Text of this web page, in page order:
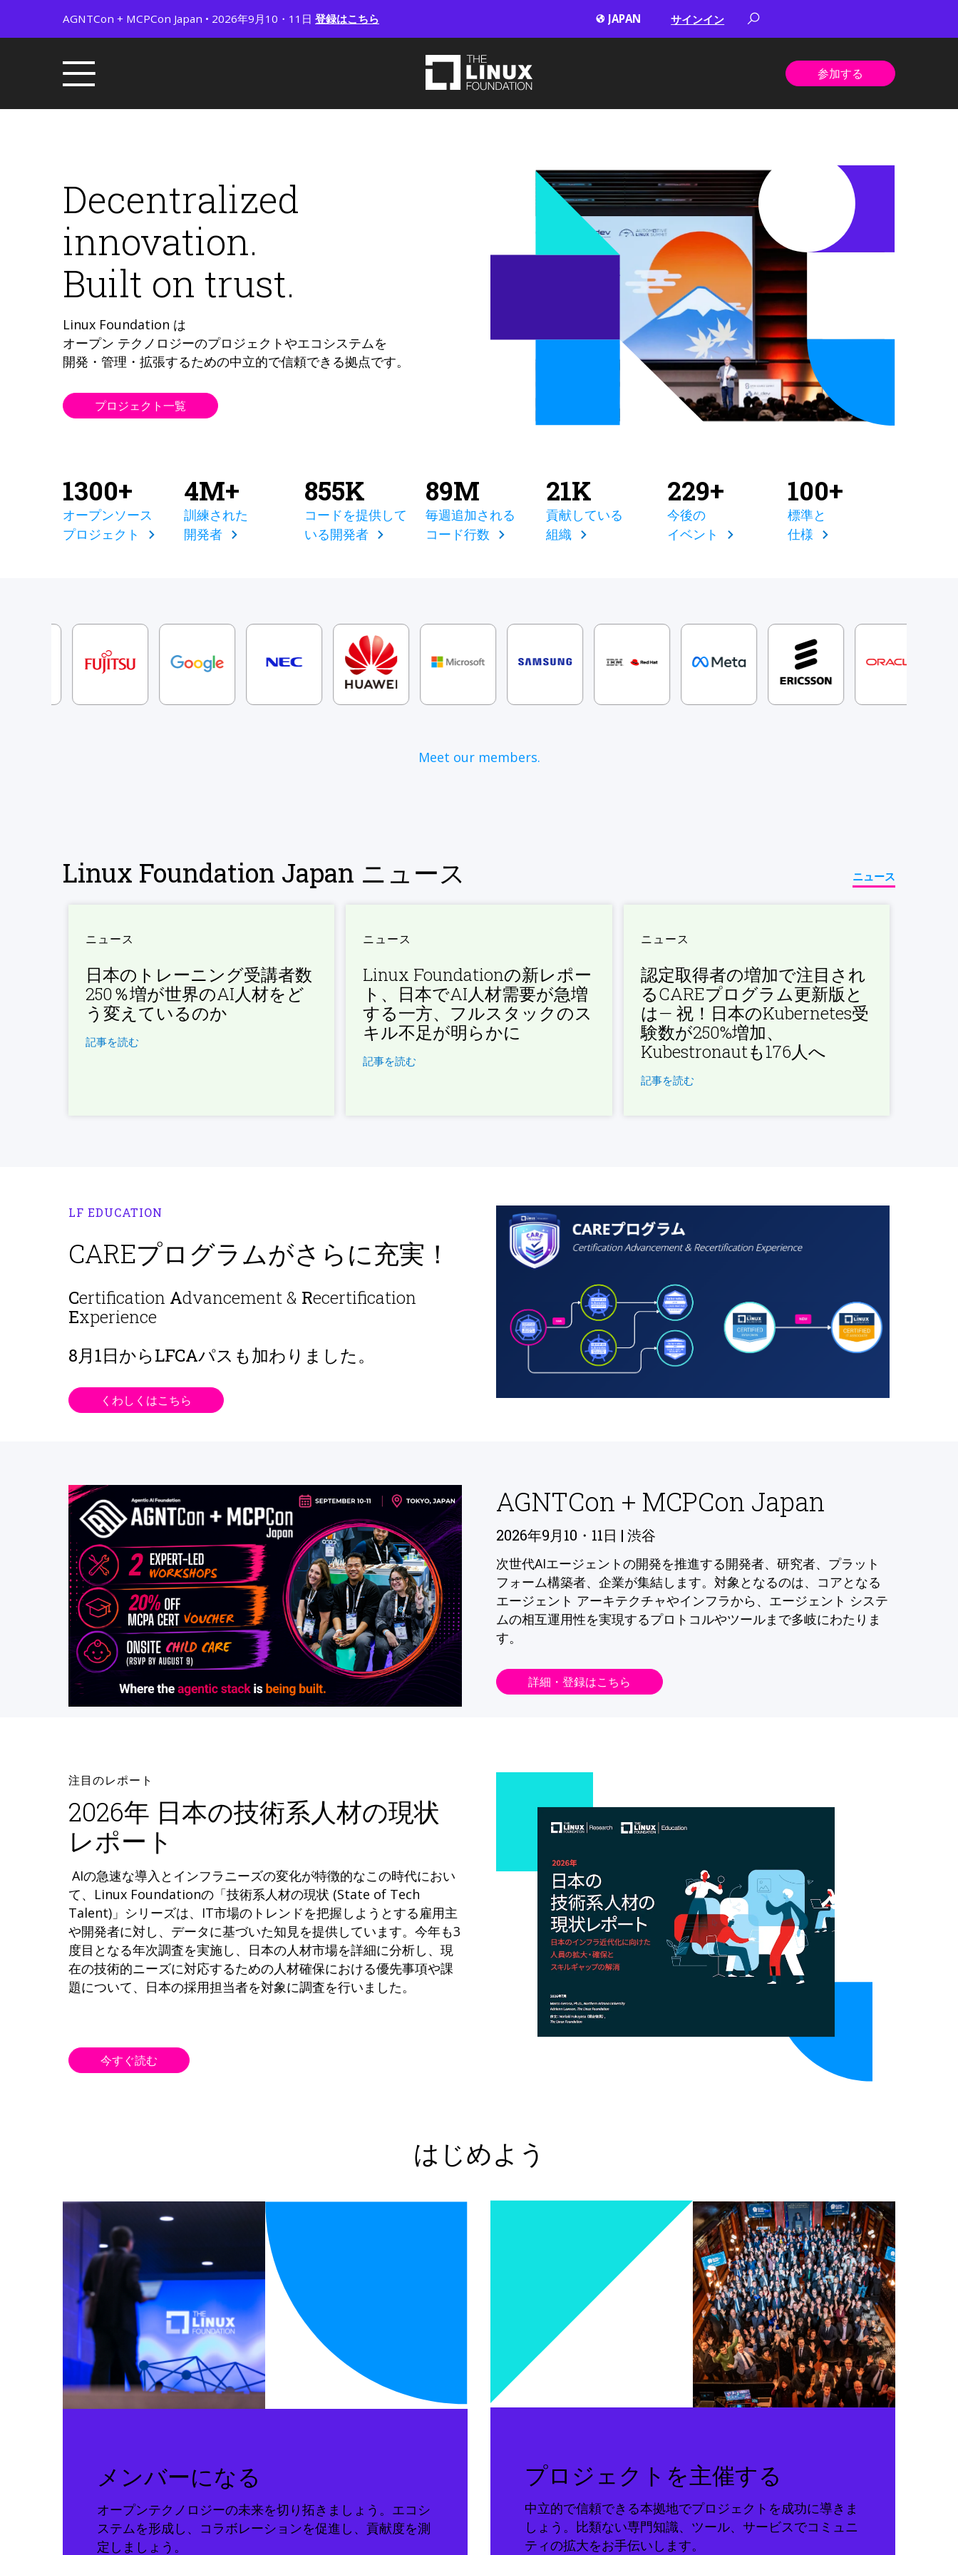
AGNTCon + MCPCon Japan • 2026年9月10・11日 登録はこちら サインイン
参加する
Decentralized
innovation.
Built on trust.
Linux Foundation は
オープン テクノロジーのプロジェクトやエコシステムを
開発・管理・拡張するための中立的で信頼できる拠点です。
プロジェクト一覧
1300+
オープンソース
プロジェクト
4M+
訓練された
開発者
855K
コードを提供して
いる開発者
89M
毎週追加される
コード行数
21K
貢献している
組織
229+
今後の
イベント
100+
標準と
仕様
Meet our members.
Linux Foundation Japan ニュース ニュース
ニュース
日本のトレーニング受講者数
250％増が世界のAI人材をど
う変えているのか
記事を読む
ニュース
Linux Foundationの新レポー
ト、日本でAI人材需要が急増
する一方、フルスタックのス
キル不足が明らかに
記事を読む
ニュース
認定取得者の増加で注目され
るCAREプログラム更新版と
は— 祝！日本のKubernetes受
験数が250%増加、
Kubestronautも176人へ
記事を読む
LF EDUCATION
CAREプログラムがさらに充実！
Certification Advancement & Recertification
Experience
8月1日からLFCAパスも加わりました。
くわしくはこちら
AGNTCon + MCPCon Japan
2026年9月10・11日 | 渋谷
次世代AIエージェントの開発を推進する開発者、研究者、プラット
フォーム構築者、企業が集結します。対象となるのは、コアとなる
エージェント アーキテクチャやインフラから、エージェント システ
ムの相互運用性を実現するプロトコルやツールまで多岐にわたりま
す。
詳細・登録はこちら
注目のレポート
2026年 日本の技術系人材の現状
レポート
AIの急速な導入とインフラニーズの変化が特徴的なこの時代におい
て、Linux Foundationの「技術系人材の現状 (State of Tech
Talent)」シリーズは、IT市場のトレンドを把握しようとする雇用主
や開発者に対し、データに基づいた知見を提供しています。今年も3
度目となる年次調査を実施し、日本の人材市場を詳細に分析し、現
在の技術的ニーズに対応するための人材確保における優先事項や課
題について、日本の採用担当者を対象に調査を行いました。
今すぐ読む
はじめよう
メンバーになる
オープンテクノロジーの未来を切り拓きましょう。エコシ
ステムを形成し、コラボレーションを促進し、貢献度を測
定しましょう。
プロジェクトを主催する
中立的で信頼できる本拠地でプロジェクトを成功に導きま
しょう。比類ない専門知識、ツール、サービスでコミュニ
ティの拡大をお手伝いします。